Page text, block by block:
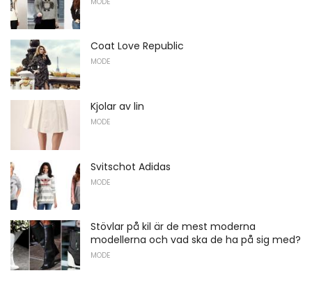
Coat Love Republic
MODE
Kjolar av lin
MODE
Svitschot Adidas
MODE
Stövlar på kil är de mest moderna
modellerna och vad ska de ha på sig med?
MODE